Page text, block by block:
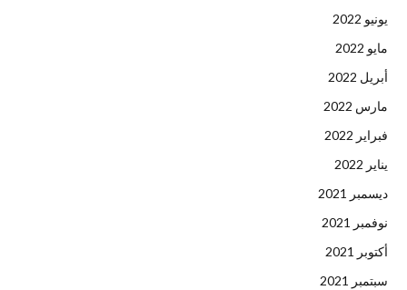
يونيو 2022
مايو 2022
أبريل 2022
مارس 2022
فبراير 2022
يناير 2022
ديسمبر 2021
نوفمبر 2021
أكتوبر 2021
سبتمبر 2021